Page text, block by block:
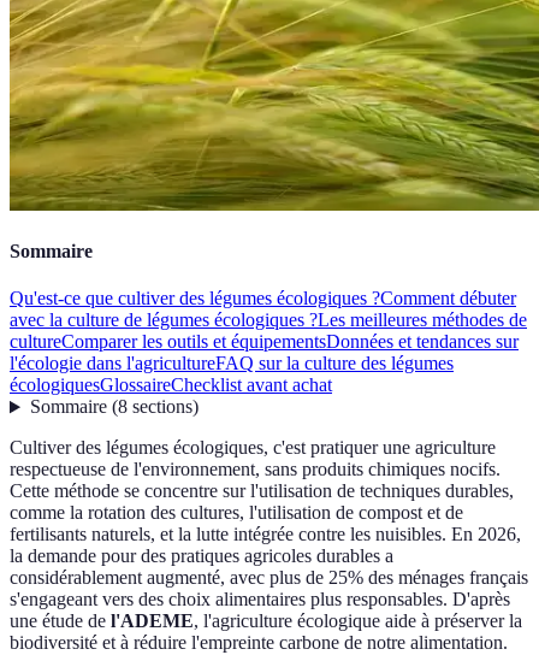
Sommaire
Qu'est-ce que cultiver des légumes écologiques ?Comment débuter
avec la culture de légumes écologiques ?Les meilleures méthodes de
cultureComparer les outils et équipementsDonnées et tendances sur
l'écologie dans l'agricultureFAQ sur la culture des légumes
écologiquesGlossaireChecklist avant achat
Sommaire(8 sections)
Cultiver des légumes écologiques, c'est pratiquer une agriculture
respectueuse de l'environnement, sans produits chimiques nocifs.
Cette méthode se concentre sur l'utilisation de techniques durables,
comme la rotation des cultures, l'utilisation de compost et de
fertilisants naturels, et la lutte intégrée contre les nuisibles. En 2026,
la demande pour des pratiques agricoles durables a
considérablement augmenté, avec plus de 25% des ménages français
s'engageant vers des choix alimentaires plus responsables. D'après
une étude de l'ADEME, l'agriculture écologique aide à préserver la
biodiversité et à réduire l'empreinte carbone de notre alimentation.